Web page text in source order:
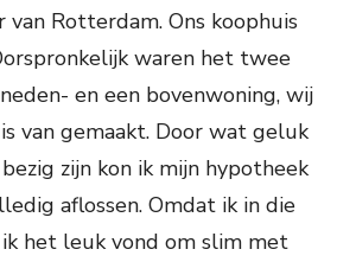
van Rotterdam. Ons koophuis
waren het twee
en een bovenwoning, wij
van gemaakt. Door wat geluk
zijn kon ik mijn hypotheek
aflossen. Omdat ik in die
het leuk vond om slim met